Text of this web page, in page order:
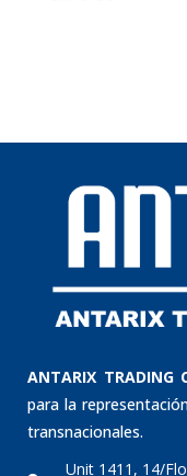
ANTARIX TRADING
para la
transnacionales.
Unit 1411, 14/